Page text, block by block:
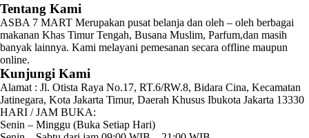
Tentang Kami
ASBA 7 MART Merupakan pusat belanja dan oleh – oleh berbagai
makanan Khas Timur Tengah, Busana Muslim, Parfum,dan masih
banyak lainnya. Kami melayani pemesanan secara offline maupun
online.
Kunjungi Kami
Alamat : Jl. Otista Raya No.17, RT.6/RW.8, Bidara Cina, Kecamatan
Jatinegara, Kota Jakarta Timur, Daerah Khusus Ibukota Jakarta 13330
HARI / JAM BUKA:
Senin – Minggu (Buka Setiap Hari)